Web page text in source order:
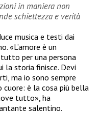
in maniera non
schiettezza e verità
musica e testi dai
«L’amore è un
tutto per una persona
la storia finisce. Devi
ma io sono sempre
è la cosa più bella
tutto», ha
salentino.